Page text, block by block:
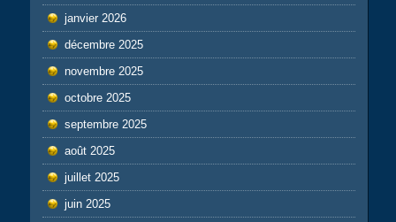
janvier 2026
décembre 2025
novembre 2025
octobre 2025
septembre 2025
août 2025
juillet 2025
juin 2025